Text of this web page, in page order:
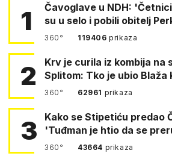
1
Čavoglave u NDH:
su u selo i pobili obitelj
360° 119406prikaza
2
Krv je curila iz kombija na
Splitom: Tko je ubio Blaža
360° 62961 prikaza
3
Kako se Stipetiću predao
'Tuđman je htio da se
360° 43664 prikaza